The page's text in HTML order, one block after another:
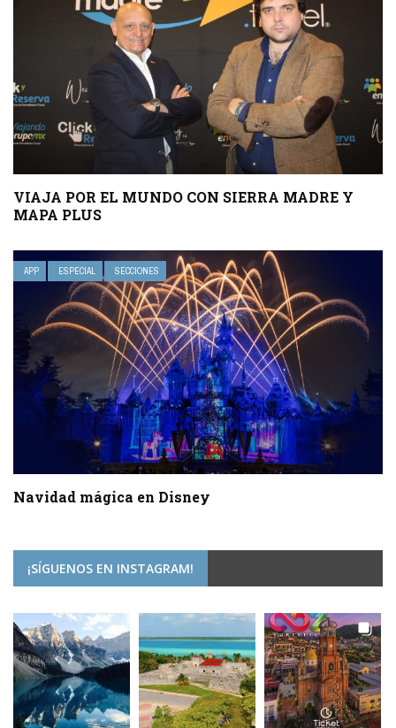
VIAJA POR EL MUNDO CON SIERRA MADRE Y
MAPA PLUS
APP ESPECIAL SECCIONES
Navidad mágica en Disney
¡SÍGUENOS EN INSTAGRAM!